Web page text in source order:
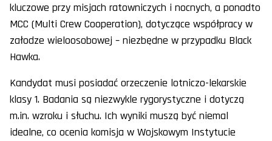
kluczowe przy misjach ratowniczych i nocnych, a ponadto
MCC (Multi Crew Cooperation), dotyczące współpracy w
załodze wieloosobowej – niezbędne w przypadku Black
Hawka.
Kandydat musi posiadać orzeczenie lotniczo-lekarskie
klasy 1. Badania są niezwykle rygorystyczne i dotyczą
m.in. wzroku i słuchu. Ich wyniki muszą być niemal
idealne, co ocenia komisja w Wojskowym Instytucie